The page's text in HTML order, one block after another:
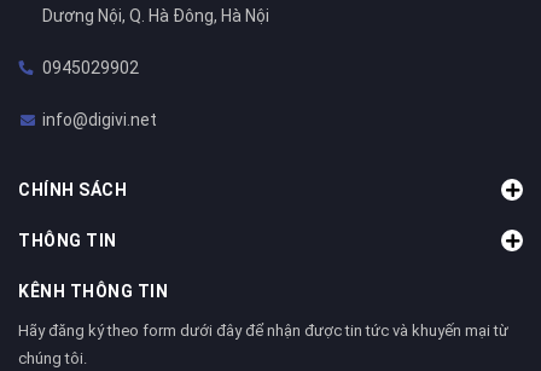
Dương Nội, Q. Hà Đông, Hà Nội
0945029902
info@digivi.net
CHÍNH SÁCH
THÔNG TIN
KÊNH THÔNG TIN
Hãy đăng ký theo form dưới đây để nhận được tin tức và khuyến mại từ
chúng tôi.